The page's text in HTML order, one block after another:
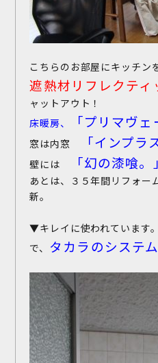
こちらのお部屋にキッチン
遮熱材リフレクティ
ャットアウト！
床暖房、
「プリマヴェ
窓は内窓
「インプラ
壁には 「幻の漆喰。 」
あとは、３５年間リフォー
新。
▼キレイに使われています
で、 タカラのシステ